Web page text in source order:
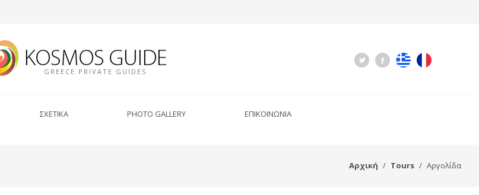
GREECE PRIVATE GUIDES
ΣΧΕΤΙΚΑ PHOTO GALLERY ΕΠΙΚΟΙΝΩΝΙΑ
Αρχική Tours Αργολίδα